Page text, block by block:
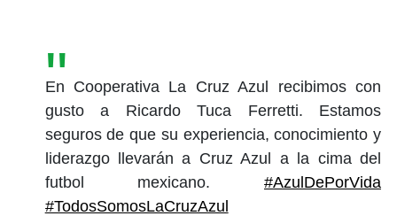
En Cooperativa La Cruz Azul recibimos con
gusto a Ricardo Tuca Ferretti. Estamos
seguros de que su experiencia, conocimiento y
liderazgo llevarán a Cruz Azul a la cima del
futbol mexicano. #AzulDePorVida
#TodosSomosLaCruzAzul